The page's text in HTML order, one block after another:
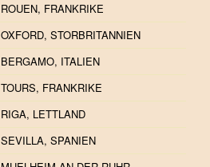
ROUEN, FRANKRIKE
OXFORD, STORBRITANNIEN
BERGAMO, ITALIEN
TOURS, FRANKRIKE
RIGA, LETTLAND
SEVILLA, SPANIEN